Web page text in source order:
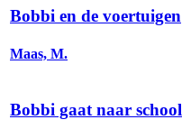
Bobbi en de voertuigen
Maas, M.
Bobbi gaat naar school